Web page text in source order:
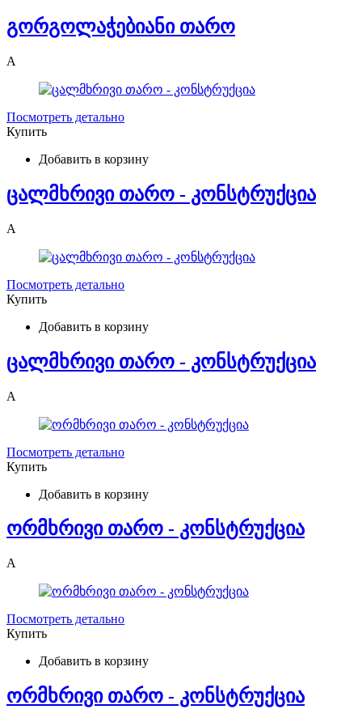
გორგოლაჭებიანი თარო
A
Посмотреть детально
Купить
Добавить в корзину
ცალმხრივი თარო - კონსტრუქცია
A
Посмотреть детально
Купить
Добавить в корзину
ცალმხრივი თარო - კონსტრუქცია
A
Посмотреть детально
Купить
Добавить в корзину
ორმხრივი თარო - კონსტრუქცია
A
Посмотреть детально
Купить
Добавить в корзину
ორმხრივი თარო - კონსტრუქცია